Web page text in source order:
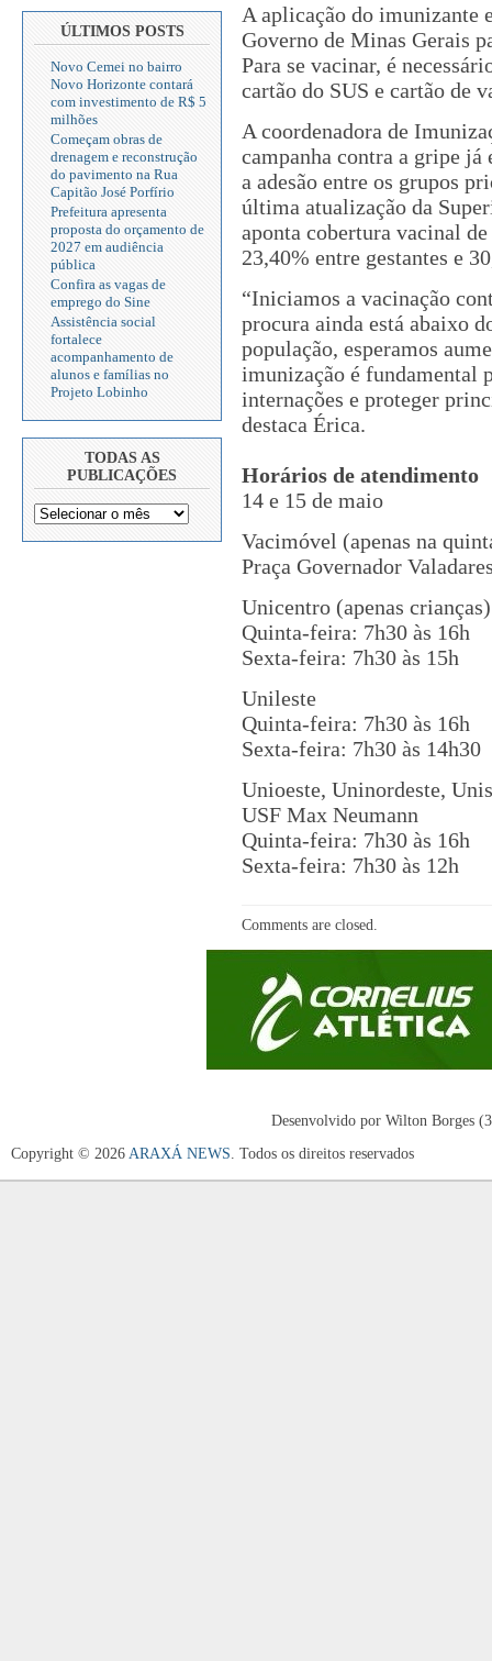
ÚLTIMOS POSTS
Novo Cemei no bairro
Novo Horizonte contará
com investimento de R$ 5
milhões
Começam obras de
drenagem e reconstrução
do pavimento na Rua
Capitão José Porfírio
Prefeitura apresenta
proposta do orçamento de
2027 em audiência
pública
Confira as vagas de
emprego do Sine
Assistência social
fortalece
acompanhamento de
alunos e famílias no
Projeto Lobinho
TODAS AS
PUBLICAÇÕES
A aplicação do imunizante
Governo de Minas Gerais
Para se vacinar, é
cartão do SUS e cartão de
A coordenadora de
campanha contra a gripe
a adesão entre os grupos
última atualização da
aponta cobertura vacinal
23,40% entre gestantes e
“Iniciamos a vacinação
procura ainda está abaixo
população, esperamos
imunização é fundamental
internações e proteger
destaca Érica.
Horários de atendimento
14 e 15 de maio
Vacimóvel (apenas na
Praça Governador
Unicentro (apenas crianças)
Quinta-feira: 7h30 às 16h
Sexta-feira: 7h30 às 15h
Unileste
Quinta-feira: 7h30 às 16h
Sexta-feira: 7h30 às 14h30
Unioeste, Uninordeste,
USF Max Neumann
Quinta-feira: 7h30 às 16h
Sexta-feira: 7h30 às 12h
Comments are closed.
Desenvolvido por Wilton Borges
Copyright © 2026 ARAXÁ NEWS . Todos os direitos reservados